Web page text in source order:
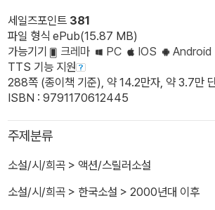
세일즈포인트 381
파일 형식 ePub(15.87 MB)
가능기기
크레마 PC IOS
Android
TTS 기능 지원
288쪽 (종이책 기준), 약 14.2만자, 약 3.7만
ISBN : 9791170612445
주제분류
소설/시/희곡 > 액션/스릴러소설
소설/시/희곡 > 한국소설 > 2000년대 이후